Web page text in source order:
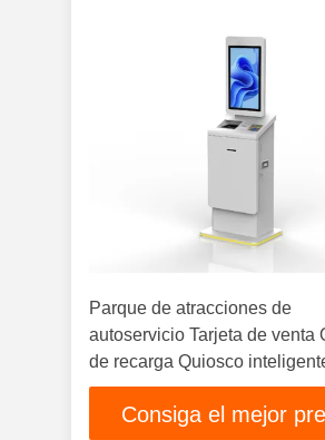
Parque de atracciones de
autoservicio Tarjeta de venta
de recarga Quiosco
función completa
Consiga el mejor